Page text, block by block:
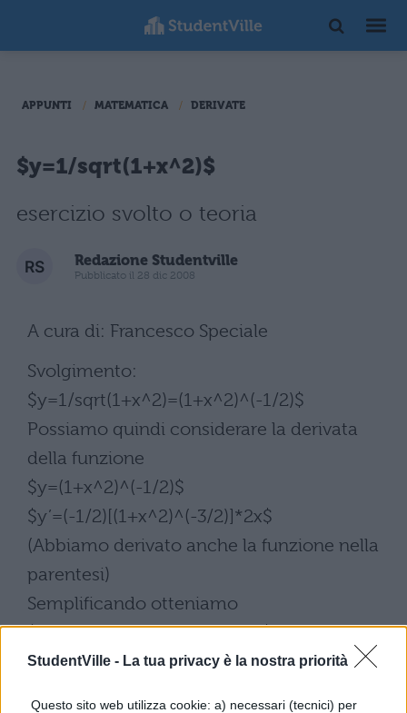
StudentVille - La tua privacy è la nostra priorità
Questo sito web utilizza cookie: a) necessari (tecnici) per
APPUNTI MATEMATICA DERIVATE
$y=1/sqrt(1+x^2)$
esercizio svolto o teoria
Redazione Studentville
Pubblicato il 28 dic 2008
A cura di: Francesco Speciale
Svolgimento:
$y=1/sqrt(1+x^2)=(1+x^2)^(-1/2)$
Possiamo quindi considerare la derivata
della funzione
$y=(1+x^2)^(-1/2)$
$y’=(-1/2)[(1+x^2)^(-3/2)]*2x$
(Abbiamo derivato anche la funzione nella
parentesi)
Semplificando otteniamo
$y’=-(x/((1+x^2)sqrt(1+x^2)))$.